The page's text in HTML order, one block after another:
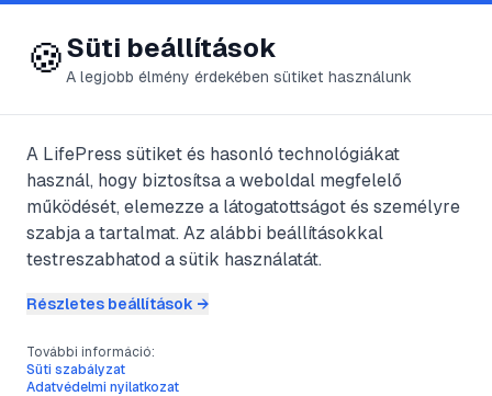
😍 LifePress
@csakegyperc
2023. április 10. ·2perc olvasás
Monogámia
🍪Süti beállítások
A legjobb élmény érdekében sütiket használunk
A LifePress sütiket és hasonló technológiákat
használ, hogy biztosítsa a weboldal megfelelő
működését, elemezze a látogatottságot és személyre
szabja a tartalmat. Az alábbi beállításokkal
testreszabhatod a sütik használatát.
Részletes beállítások →
További információ:
Süti szabályzat
Adatvédelmi nyilatkozat